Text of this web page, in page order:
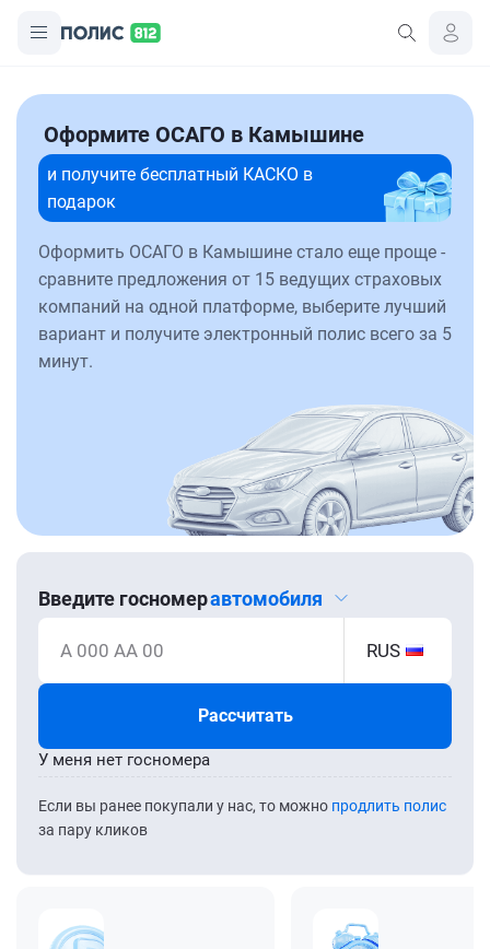
Оформите ОСАГО в Камышине
и получите бесплатный КАСКО в
подарок
Оформить ОСАГО в Камышине стало еще проще -
сравните предложения от 15 ведущих страховых
компаний на одной платформе, выберите лучший
вариант и получите электронный полис всего за 5
минут.
Введите госномеравтомобиля
А 000 АА 00 RUS
Рассчитать
Если вы ранее покупали у нас, то можно продлить полис
за пару кликов
У меня нет госномера